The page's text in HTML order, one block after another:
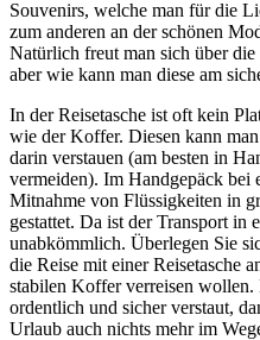
Souvenirs, welche man für die
zum anderen an der schönen
Natürlich freut man sich über
aber wie kann man diese am
In der Reisetasche ist oft kein
wie der Koffer. Diesen kann
darin verstauen (am besten in
vermeiden). Im Handgepäck bei
Mitnahme von Flüssigkeiten in
gestattet. Da ist der Transport in
unabkömmlich. Überlegen Sie
die Reise mit einer Reisetasche
stabilen Koffer verreisen wollen.
ordentlich und sicher verstaut,
Urlaub auch nichts mehr im